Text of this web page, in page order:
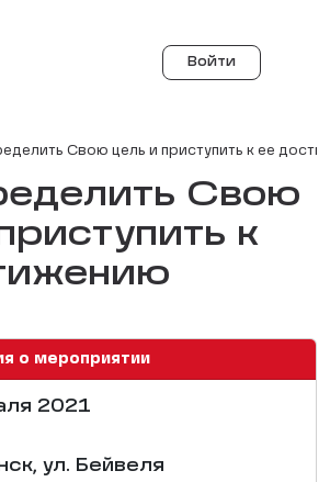
Войти
Свою цель и приступить к ее
Свою
к
о мероприятии
2021
ул. Бейвеля